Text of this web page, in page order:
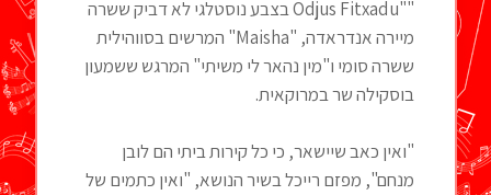
""Odjus Fitxadu בצבע נוסטלגי לא דביק ששרה
מיירה אנדראדה, "Maisha" המרשים בסווהילית
ששרה סומי ו"מין נהאר לי משיתי" המרגש ששמעון
בוסקילה שר במרוקאית.
"ואין כאב שיישאר, כי כל קירות ביתי הם לובן
מנחם", מפזם רייכל בשיר הנושא, "ואין כתמים של